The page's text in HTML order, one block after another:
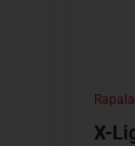
Rapala
X-